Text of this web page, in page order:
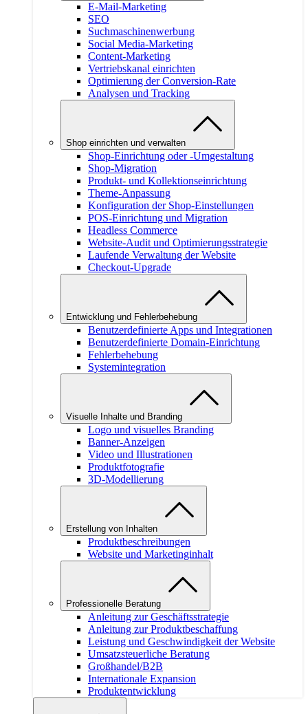
E-Mail-Marketing
SEO
Suchmaschinenwerbung
Social Media-Marketing
Content-Marketing
Vertriebskanal einrichten
Optimierung der Conversion-Rate
Analysen und Tracking
Shop einrichten und verwalten
Shop-Einrichtung oder -Umgestaltung
Shop-Migration
Produkt- und Kollektionseinrichtung
Theme-Anpassung
Konfiguration der Shop-Einstellungen
POS-Einrichtung und Migration
Headless Commerce
Website-Audit und Optimierungsstrategie
Laufende Verwaltung der Website
Checkout-Upgrade
Entwicklung und Fehlerbehebung
Benutzerdefinierte Apps und Integrationen
Benutzerdefinierte Domain-Einrichtung
Fehlerbehebung
Systemintegration
Visuelle Inhalte und Branding
Logo und visuelles Branding
Banner-Anzeigen
Video und Illustrationen
Produktfotografie
3D-Modellierung
Erstellung von Inhalten
Produktbeschreibungen
Website und Marketinginhalt
Professionelle Beratung
Anleitung zur Geschäftsstrategie
Anleitung zur Produktbeschaffung
Leistung und Geschwindigkeit der Website
Umsatzsteuerliche Beratung
Großhandel/B2B
Internationale Expansion
Produktentwicklung